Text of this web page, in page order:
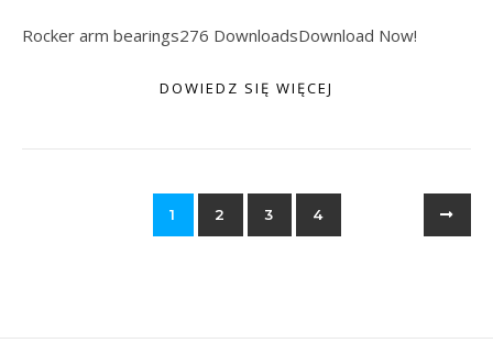
Rocker arm bearings276 DownloadsDownload Now!
DOWIEDZ SIĘ WIĘCEJ
1 2 3 4